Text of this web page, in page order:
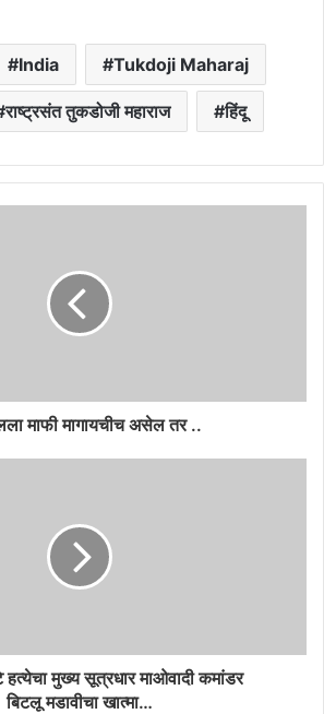
India Tukdoji Maharaj
राष्ट्रसंत तुकडोजी महाराज हिंदू
माफी मागायचीच असेल तर ..
हत्येचा मुख्य सूत्रधार माओवादी कमांडर
बिटलू मडावीचा खात्मा…